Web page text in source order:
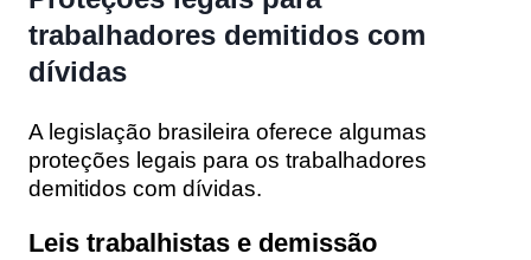
trabalhadores demitidos com
dívidas
A legislação brasileira oferece algumas
proteções legais para os trabalhadores
demitidos com dívidas.
Leis trabalhistas e demissão